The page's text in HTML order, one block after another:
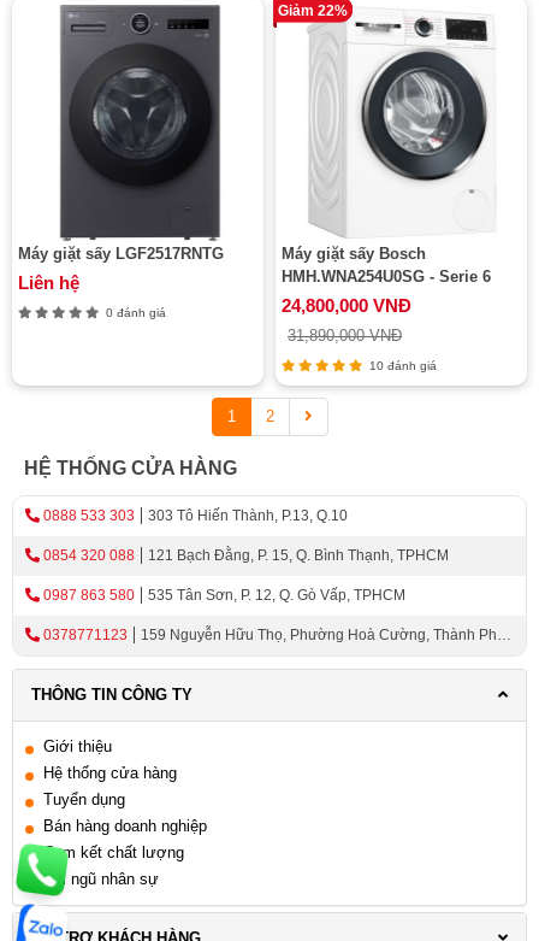
Máy giặt sấy LGF2517RNTG
Liên hệ
0 đánh giá
Giảm 22%
Máy giặt sấy Bosch
HMH.WNA254U0SG - Serie 6
24,800,000 VNĐ
31,890,000 VNĐ
10 đánh giá
1 2
HỆ THỐNG CỬA HÀNG
0888 533 303 303 Tô Hiến Thành, P.13, Q.10
0854 320 088 121 Bạch Đằng, P. 15, Q. Bình Thạnh, TPHCM
0987 863 580 535 Tân Sơn, P. 12, Q. Gò Vấp, TPHCM
0378771123
159 Nguyễn Hữu Thọ, Phường Hoà Cường, Thành Phố
THÔNG TIN CÔNG TY
Giới thiệu
Hệ thống cửa hàng
Tuyển dụng
Bán hàng doanh nghiệp
Cam kết chất lượng
Đội ngũ nhân sự